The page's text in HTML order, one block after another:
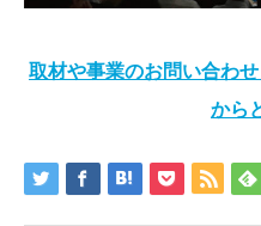
取材や事業のお問い合わ
から